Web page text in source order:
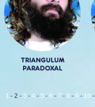
TRIANGULUM
PARADOXAL
1 - 2 - 3 - 4 - 5 - 6 - 7 - 8 - 9 - 10